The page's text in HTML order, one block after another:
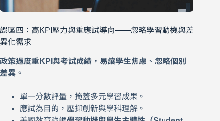
誤區四：高KPI壓力與重應試導向——忽略學習動機與差
異化需求
政策過度重KPI與考試成績，易讓學生焦慮、忽略個別
差異 。
單一分數評量，掩蓋多元學習成果。
應試為目的，壓抑創新與學科理解。